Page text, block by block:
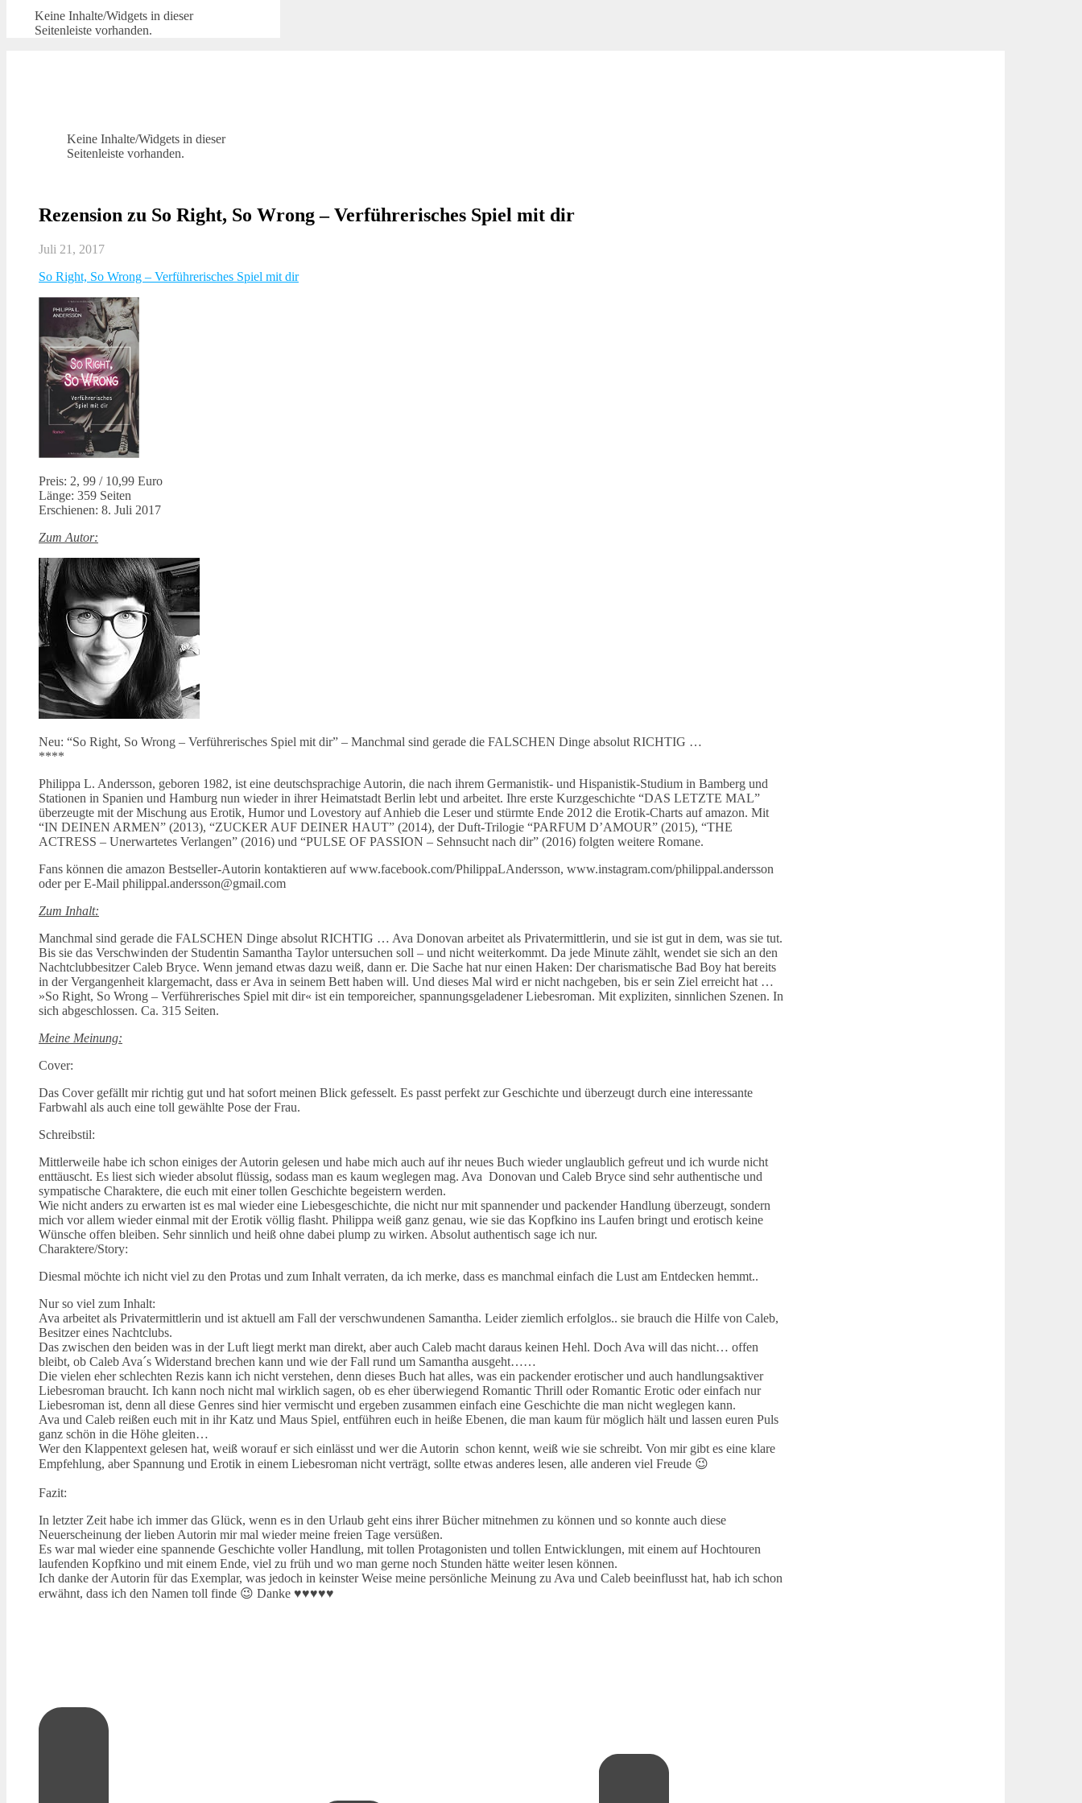
Keine Inhalte/Widgets in dieser
Seitenleiste vorhanden.
Keine Inhalte/Widgets in dieser
Seitenleiste vorhanden.
Rezension zu So Right, So Wrong – Verführerisches Spiel mit dir
Juli 21, 2017
So Right, So Wrong – Verführerisches Spiel mit dir
Preis: 2, 99 / 10,99 Euro
Länge: 359 Seiten
Erschienen: 8. Juli 2017
Zum Autor:
Neu: “So Right, So Wrong – Verführerisches Spiel mit dir” – Manchmal sind gerade die FALSCHEN Dinge absolut RICHTIG …
****
Philippa L. Andersson, geboren 1982, ist eine deutschsprachige Autorin, die nach ihrem Germanistik- und Hispanistik-Studium in Bamberg und
Stationen in Spanien und Hamburg nun wieder in ihrer Heimatstadt Berlin lebt und arbeitet. Ihre erste Kurzgeschichte “DAS LETZTE MAL”
überzeugte mit der Mischung aus Erotik, Humor und Lovestory auf Anhieb die Leser und stürmte Ende 2012 die Erotik-Charts auf amazon. Mit
“IN DEINEN ARMEN” (2013), “ZUCKER AUF DEINER HAUT” (2014), der Duft-Trilogie “PARFUM D’AMOUR” (2015), “THE
ACTRESS – Unerwartetes Verlangen” (2016) und “PULSE OF PASSION – Sehnsucht nach dir” (2016) folgten weitere Romane.
Fans können die amazon Bestseller-Autorin kontaktieren auf www.facebook.com/PhilippaLAndersson, www.instagram.com/philippal.andersson
oder per E-Mail philippal.andersson@gmail.com
Zum Inhalt:
Manchmal sind gerade die FALSCHEN Dinge absolut RICHTIG … Ava Donovan arbeitet als Privatermittlerin, und sie ist gut in dem, was sie tut.
Bis sie das Verschwinden der Studentin Samantha Taylor untersuchen soll – und nicht weiterkommt. Da jede Minute zählt, wendet sie sich an den
Nachtclubbesitzer Caleb Bryce. Wenn jemand etwas dazu weiß, dann er. Die Sache hat nur einen Haken: Der charismatische Bad Boy hat bereits
in der Vergangenheit klargemacht, dass er Ava in seinem Bett haben will. Und dieses Mal wird er nicht nachgeben, bis er sein Ziel erreicht hat …
»So Right, So Wrong – Verführerisches Spiel mit dir« ist ein temporeicher, spannungsgeladener Liebesroman. Mit expliziten, sinnlichen Szenen. In
sich abgeschlossen. Ca. 315 Seiten.
Meine Meinung:
Cover:
Das Cover gefällt mir richtig gut und hat sofort meinen Blick gefesselt. Es passt perfekt zur Geschichte und überzeugt durch eine interessante
Farbwahl als auch eine toll gewählte Pose der Frau.
Schreibstil:
Mittlerweile habe ich schon einiges der Autorin gelesen und habe mich auch auf ihr neues Buch wieder unglaublich gefreut und ich wurde nicht
enttäuscht. Es liest sich wieder absolut flüssig, sodass man es kaum weglegen mag. Ava Donovan und Caleb Bryce sind sehr authentische und
sympatische Charaktere, die euch mit einer tollen Geschichte begeistern werden.
Wie nicht anders zu erwarten ist es mal wieder eine Liebesgeschichte, die nicht nur mit spannender und packender Handlung überzeugt, sondern
mich vor allem wieder einmal mit der Erotik völlig flasht. Philippa weiß ganz genau, wie sie das Kopfkino ins Laufen bringt und erotisch keine
Wünsche offen bleiben. Sehr sinnlich und heiß ohne dabei plump zu wirken. Absolut authentisch sage ich nur.
Charaktere/Story:
Diesmal möchte ich nicht viel zu den Protas und zum Inhalt verraten, da ich merke, dass es manchmal einfach die Lust am Entdecken hemmt..
Nur so viel zum Inhalt:
Ava arbeitet als Privatermittlerin und ist aktuell am Fall der verschwundenen Samantha. Leider ziemlich erfolglos.. sie brauch die Hilfe von Caleb,
Besitzer eines Nachtclubs.
Das zwischen den beiden was in der Luft liegt merkt man direkt, aber auch Caleb macht daraus keinen Hehl. Doch Ava will das nicht… offen
bleibt, ob Caleb Ava´s Widerstand brechen kann und wie der Fall rund um Samantha ausgeht……
Die vielen eher schlechten Rezis kann ich nicht verstehen, denn dieses Buch hat alles, was ein packender erotischer und auch handlungsaktiver
Liebesroman braucht. Ich kann noch nicht mal wirklich sagen, ob es eher überwiegend Romantic Thrill oder Romantic Erotic oder einfach nur
Liebesroman ist, denn all diese Genres sind hier vermischt und ergeben zusammen einfach eine Geschichte die man nicht weglegen kann.
Ava und Caleb reißen euch mit in ihr Katz und Maus Spiel, entführen euch in heiße Ebenen, die man kaum für möglich hält und lassen euren Puls
ganz schön in die Höhe gleiten…
Wer den Klappentext gelesen hat, weiß worauf er sich einlässt und wer die Autorin schon kennt, weiß wie sie schreibt. Von mir gibt es eine klare
Empfehlung, aber Spannung und Erotik in einem Liebesroman nicht verträgt, sollte etwas anderes lesen, alle anderen viel Freude 😉
Fazit:
In letzter Zeit habe ich immer das Glück, wenn es in den Urlaub geht eins ihrer Bücher mitnehmen zu können und so konnte auch diese
Neuerscheinung der lieben Autorin mir mal wieder meine freien Tage versüßen.
Es war mal wieder eine spannende Geschichte voller Handlung, mit tollen Protagonisten und tollen Entwicklungen, mit einem auf Hochtouren
laufenden Kopfkino und mit einem Ende, viel zu früh und wo man gerne noch Stunden hätte weiter lesen können.
Ich danke der Autorin für das Exemplar, was jedoch in keinster Weise meine persönliche Meinung zu Ava und Caleb beeinflusst hat, hab ich schon
erwähnt, dass ich den Namen toll finde 😉 Danke ♥♥♥♥♥